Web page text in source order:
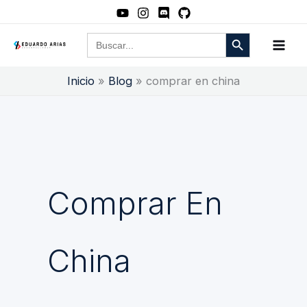
contenido
Buscar: Botón de búsqueda
Inicio Blog comprar en china
Comprar En
China